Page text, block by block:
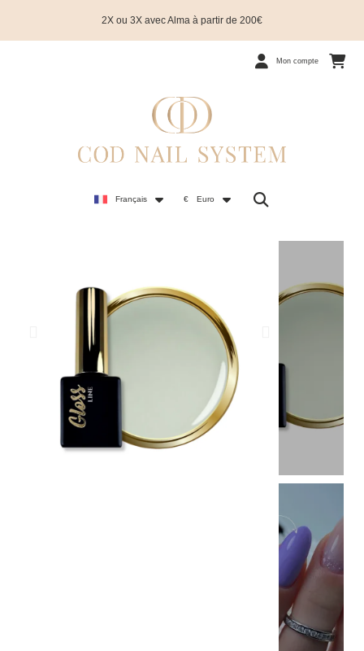
2X ou 3X avec Alma à partir de 200€
Mon compte
Français € Euro